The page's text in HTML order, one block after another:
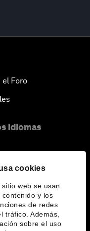
cookies
web se usan
y los
de redes
tráfico. Además,
sobre el uso
Foro
idiomas